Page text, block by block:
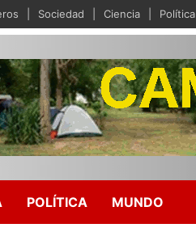
Sociedad Ciencia Política
POLÍTICA MUNDO